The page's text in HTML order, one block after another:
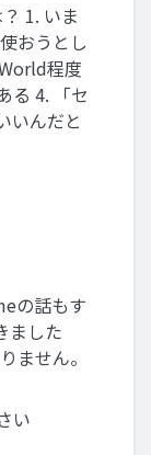
1. いま
おうとし
程度
る 4. 「セ
いんだと
の話もす
ました
ません。
い